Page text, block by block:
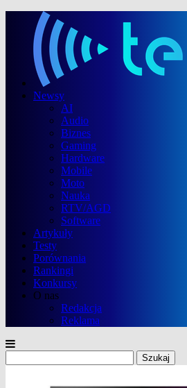
Newsy
AI
Audio
Biznes
Gaming
Hardware
Mobile
Moto
Nauka
RTV/AGD
Software
Artykuły
Testy
Porównania
Rankingi
Konkursy
O nas
Redakcja
Reklama